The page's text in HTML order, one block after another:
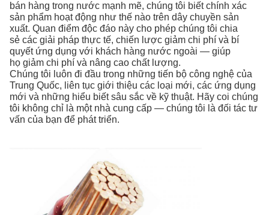
bán hàng trong nước mạnh mẽ, chúng tôi biết chính xác
sản phẩm hoạt động như thế nào trên dây chuyền sản
xuất. Quan điểm độc đáo này cho phép chúng tôi chia
sẻ các giải pháp thực tế, chiến lược giảm chi phí và bí
quyết ứng dụng với khách hàng nước ngoài — giúp
họ giảm chi phí và nâng cao chất lượng.
Chúng tôi luôn đi đầu trong những tiến bộ công nghệ của
Trung Quốc, liên tục giới thiệu các loại mới, các ứng dụng
mới và những hiểu biết sâu sắc về kỹ thuật. Hãy coi chúng
tôi không chỉ là một nhà cung cấp — chúng tôi là đối tác tư
vấn của bạn để phát triển.